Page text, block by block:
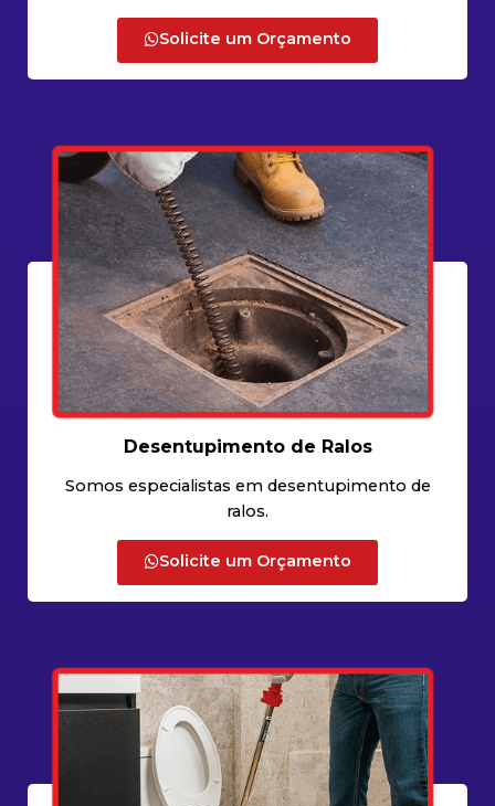
Solicite um Orçamento
Desentupimento de Ralos
Somos especialistas em desentupimento de
ralos.
Solicite um Orçamento